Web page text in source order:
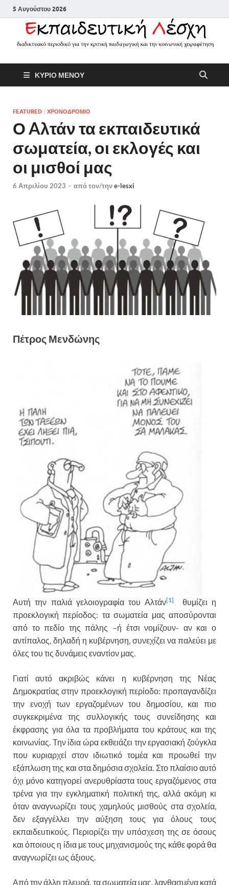
5 Αυγούστου 2026
κριτική παιδαγωγική και την
κοινωνική χειραφέτηση
ΚΥΡΙΟ ΜΕΝΟΥ
FEATURED / ΧΡΟΝΟΔΡΟΜΙΟ
Ο Aλτάν τα εκπαιδευτικά
σωματεία, οι εκλογές και
οι μισθοί μας
6 Απριλίου 2023 - από τον/τηνe-lesxi
Πέτρος Μενδώνης
Αυτή την παλιά γελοιογραφία του Αλτάν[1]
θυμίζει η
προεκλογική περίοδος: τα σωματεία μας αποσύρονται
από το πεδίο της πάλης –ή έτσι νομίζουν- αν και ο
αντίπαλος, δηλαδή η κυβέρνηση, συνεχίζει να παλεύει με
όλες του τις δυνάμεις εναντίον μας.
Γιατί αυτό ακριβώς κάνει η κυβέρνηση της Νέας
Δημοκρατίας στην προεκλογική περίοδο: προπαγανδίζει
την ενοχή των εργαζομένων του δημοσίου, και πιο
συγκεκριμένα της συλλογικής τους συνείδησης και
έκφρασης για όλα τα προβλήματα του κράτους και της
κοινωνίας. Την ίδια ώρα εκθειάζει την εργασιακή ζούγκλα
που κυριαρχεί στον ιδιωτικό τομέα και προωθεί την
εξάπλωση της και στα δημόσια σχολεία. Στο πλαίσιο αυτό
όχι μόνο κατηγορεί ανερυθρίαστα τους εργαζόμενος στα
τρένα για την εγκληματική πολιτική της, αλλά ακόμη κι
όταν αναγνωρίζει τους χαμηλούς μισθούς στα σχολεία,
δεν εξαγγέλλει την αύξηση τους για όλους τους
εκπαιδευτικούς. Περιορίζει την υπόσχεση της σε όσους
και όποιους η ίδια με τους μηχανισμούς της κάθε φορά θα
αναγνωρίζει ως άξιους.
Από την άλλη πλευρά, τα σωματεία μας, λανθασμένα κατά